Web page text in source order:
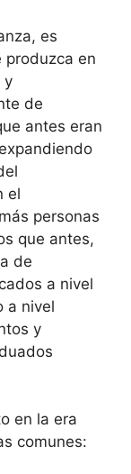
es
produzca en
y
de
antes eran
el
personas
que antes,
de
a nivel
a nivel
y
en la era
comunes: